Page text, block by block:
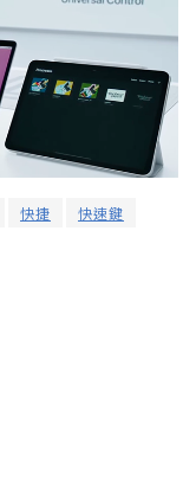
快捷 快速鍵